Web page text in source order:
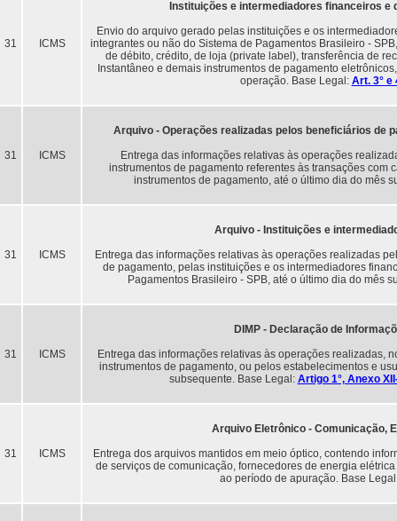
31 ICMS
Instituições e intermediadores financeiros
Envio do arquivo gerado pelas instituições e os
integrantes ou não do Sistema de Pagamentos Brasileiro -
de débito, crédito, de loja (private label), transferência de
Instantâneo e demais instrumentos de pagamento
operação. Base Legal: Art. 3° e
31 ICMS
Arquivo - Operações realizadas pelos beneficiários de
Entrega das informações relativas às operações
instrumentos de pagamento referentes às transações
instrumentos de pagamento, até o último dia do mês
31 ICMS
Arquivo - Instituições e
Entrega das informações relativas às operações realizadas
de pagamento, pelas instituições e os intermediadores
Pagamentos Brasileiro - SPB, até o último dia do mês
31 ICMS
DIMP - Declaração de
Entrega das informações relativas às operações realizadas,
instrumentos de pagamento, ou pelos estabelecimentos e
subsequente. Base Legal: Artigo 1°, Anexo
31 ICMS
Arquivo Eletrônico - Comunicação,
Entrega dos arquivos mantidos em meio óptico, contendo
de serviços de comunicação, fornecedores de energia
ao período de apuração. Base